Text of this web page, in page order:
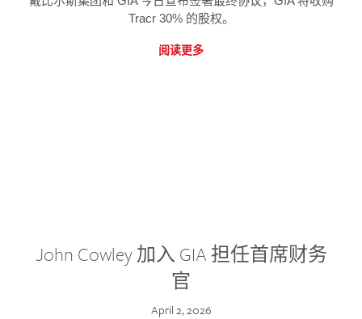
Tracr 30% 的股权。
阅读更多
John Cowley 加入 GIA 担任首席财务
官
April 2, 2026